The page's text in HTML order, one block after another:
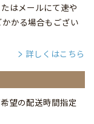
はメールにて速や
かる場合もござい
詳しくはこちら
望の配送時間指定